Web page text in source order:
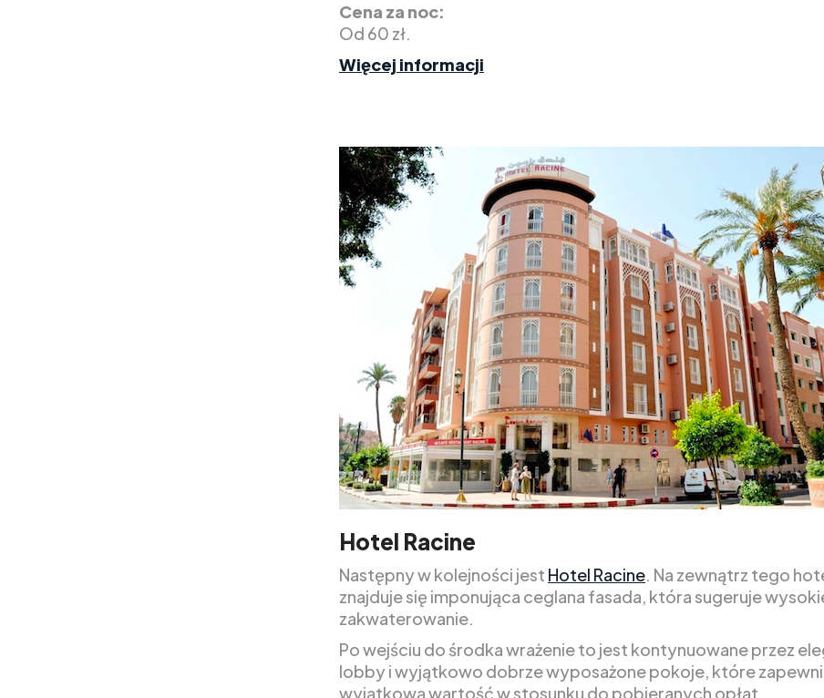
Cena za noc:
Od 60 zł.
Więcej informacji
Hotel Racine
Następny w kolejności jest Hotel Racine. Na zewnątrz tego
znajduje się imponująca ceglana fasada, która sugeruje
zakwaterowanie.
Po wejściu do środka wrażenie to jest kontynuowane przez
lobby i wyjątkowo dobrze wyposażone pokoje, które
wyjątkową wartość w stosunku do pobieranych opłat.